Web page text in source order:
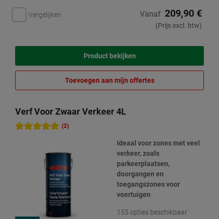
Vergelijken Vanaf 209,90 €
(Prijs excl. btw)
Product bekijken
Toevoegen aan mijn offertes
Verf Voor Zwaar Verkeer 4L
(2)
Ideaal voor zones met veel
verkeer, zoals
parkeerplaatsen,
doorgangen en
toegangszones voor
voertuigen
155 opties beschikbaar